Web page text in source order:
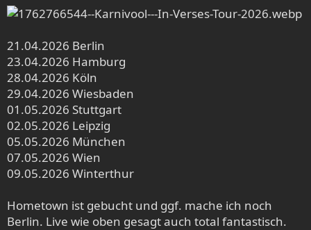
21.04.2026 Berlin
23.04.2026 Hamburg
28.04.2026 Köln
29.04.2026 Wiesbaden
01.05.2026 Stuttgart
02.05.2026 Leipzig
05.05.2026 München
07.05.2026 Wien
09.05.2026 Winterthur
Hometown ist gebucht und ggf. mache ich noch
Berlin. Live wie oben gesagt auch total fantastisch.